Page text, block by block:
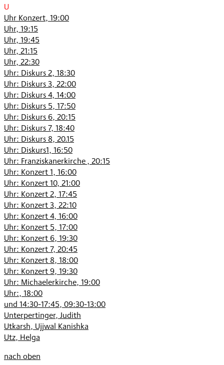
U
Uhr Konzert, 19:00
Uhr, 19:15
Uhr, 19:45
Uhr, 21:15
Uhr, 22:30
Uhr: Diskurs 2, 18:30
Uhr: Diskurs 3, 22:00
Uhr: Diskurs 4, 14:00
Uhr: Diskurs 5, 17:50
Uhr: Diskurs 6, 20:15
Uhr: Diskurs 7, 18:40
Uhr: Diskurs 8, 20.15
Uhr: Diskurs1, 16:50
Uhr: Franziskanerkirche , 20:15
Uhr: Konzert 1, 16:00
Uhr: Konzert 10, 21:00
Uhr: Konzert 2, 17:45
Uhr: Konzert 3, 22:10
Uhr: Konzert 4, 16:00
Uhr: Konzert 5, 17:00
Uhr: Konzert 6, 19:30
Uhr: Konzert 7, 20:45
Uhr: Konzert 8, 18:00
Uhr: Konzert 9, 19:30
Uhr: Michaelerkirche, 19:00
Uhr:, 18:00
und 14:30-17:45, 09:30-13:00
Unterpertinger, Judith
Utkarsh, Ujjwal Kanishka
Utz, Helga
nach oben